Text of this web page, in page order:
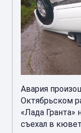
Авария
Октябрьском
«Лада Гранта»
съехал в